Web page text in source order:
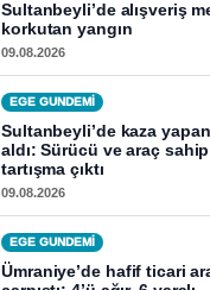
Sultanbeyli’de alışveriş
korkutan yangın
09.08.2026
EGE GUNDEMİ
Sultanbeyli’de kaza
aldı: Sürücü ve araç
tartışma çıktı
09.08.2026
EGE GUNDEMİ
Ümraniye’de hafif ticari